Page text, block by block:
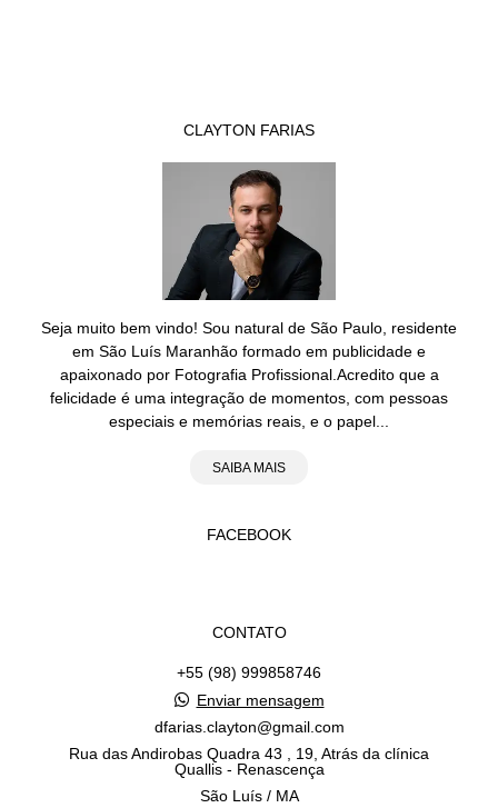
CLAYTON FARIAS
Seja muito bem vindo! Sou natural de São Paulo, residente
em São Luís Maranhão formado em publicidade e
apaixonado por Fotografia Profissional.Acredito que a
felicidade é uma integração de momentos, com pessoas
especiais e memórias reais, e o papel...
SAIBA MAIS
FACEBOOK
CONTATO
+55 (98) 999858746
Enviar mensagem
dfarias.clayton@gmail.com
Rua das Andirobas Quadra 43 , 19, Atrás da clínica
Quallis - Renascença
São Luís / MA